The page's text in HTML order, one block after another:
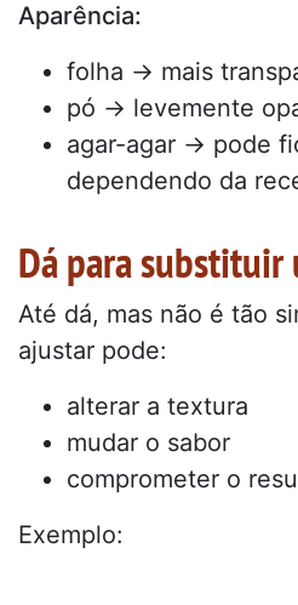
Aparência:
folha → mais
pó → levemente
agar-agar → pode
dependendo da
Dá para
Até dá, mas não é tão
ajustar pode:
alterar a textura
mudar o sabor
comprometer o
Exemplo: